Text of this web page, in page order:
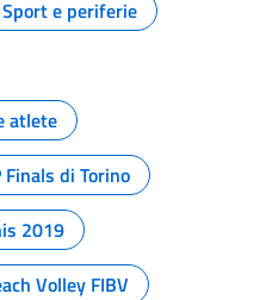
Sport e periferie
atlete
Finals di Torino
2019
Volley FIBV